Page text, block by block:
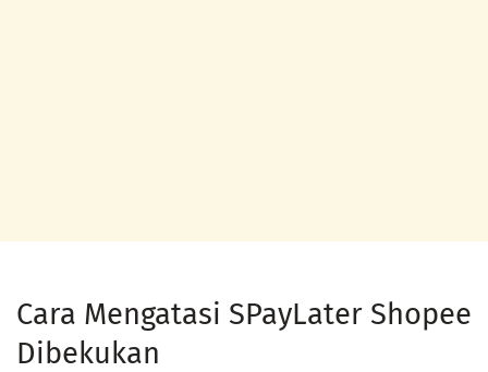
Cara Mengatasi SPayLater Shopee
Dibekukan